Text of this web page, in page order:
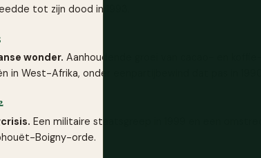
tot zijn dood in 1993.
wonder. Aanhoudende groei van cacao- en
in West-Afrika, onder eenpartijbewind dat pas in
Een militaire staatsgreep in 1999 en een
Boigny-orde.